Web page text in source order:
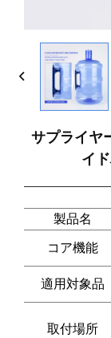
サプライヤ
イ
製品名
コア機能
適用対象品
取付場所